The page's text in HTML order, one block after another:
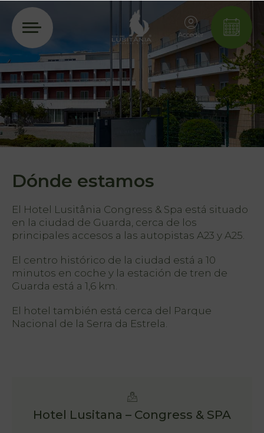
Acceder
Dónde estamos
El Hotel Lusitânia Congress & Spa está situado
en la ciudad de Guarda, cerca de los
principales accesos a las autopistas A23 y A25.
El centro histórico de la ciudad está a 10
minutos en coche y la estación de tren de
Guarda está a 1,6 km.
El hotel también está cerca del Parque
Nacional de la Serra da Estrela.
Hotel Lusitana – Congress & SPA